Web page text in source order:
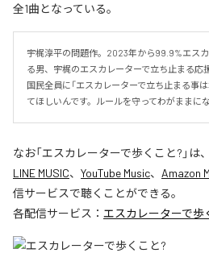
全1曲となっている。
宇梶淳平の問題作。2023年から99.9%エス
る男、宇梶のエスカレーターで立ち止まる応
国民全員に「エスカレーターで立ち止まる事
てほしいんです。ルールを守ってわがままにな
なお「エスカレーターで歩くこと? 」は、
LINE MUSIC、 YouTube Music、 Amazon
信サービスで聴くことができる。
各配信サービス： エスカレーターで歩